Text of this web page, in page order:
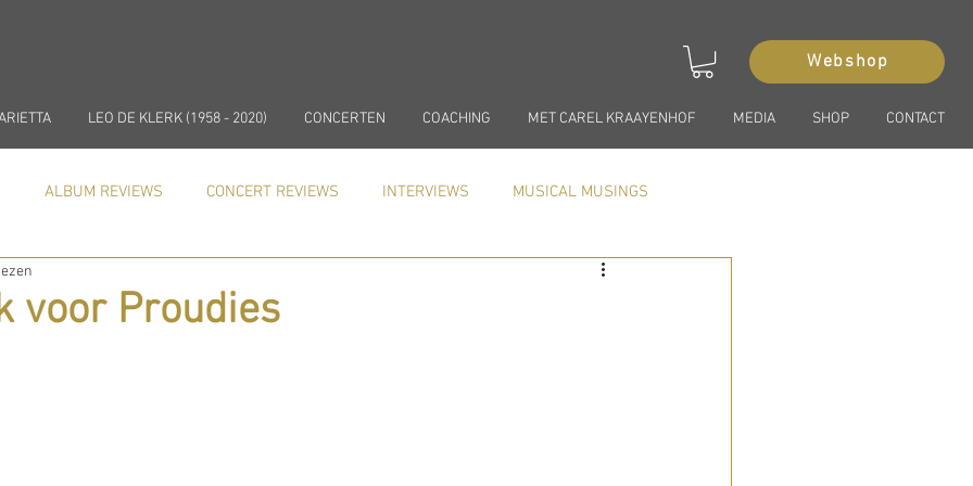
Webshop
LEO DE KLERK (1958 - 2020) CONCERTEN COACHING MET CAREL KRAAYENHOF MEDIA SHOP CONTACT
ALBUM REVIEWS CONCERT REVIEWS INTERVIEWS MUSICAL MUSINGS
In de media
voor Proudies